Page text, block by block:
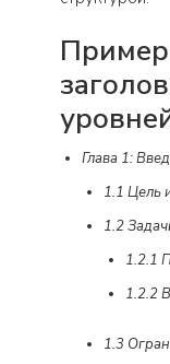
Глава 1:
1.1 Цель
1.2
1.2.1
1.2.2
1.3